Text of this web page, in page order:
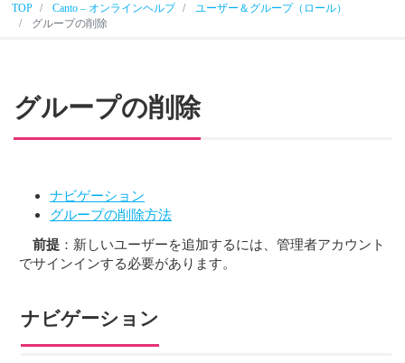
TOP Canto – オンラインヘルプ
ユーザー＆グループ（ロール）
グループの削除
グループの削除
ナビゲーション
グループの削除方法
前提 ：新しいユーザーを追加するには、管理者アカウント
でサインインする必要があります。
ナビゲーション